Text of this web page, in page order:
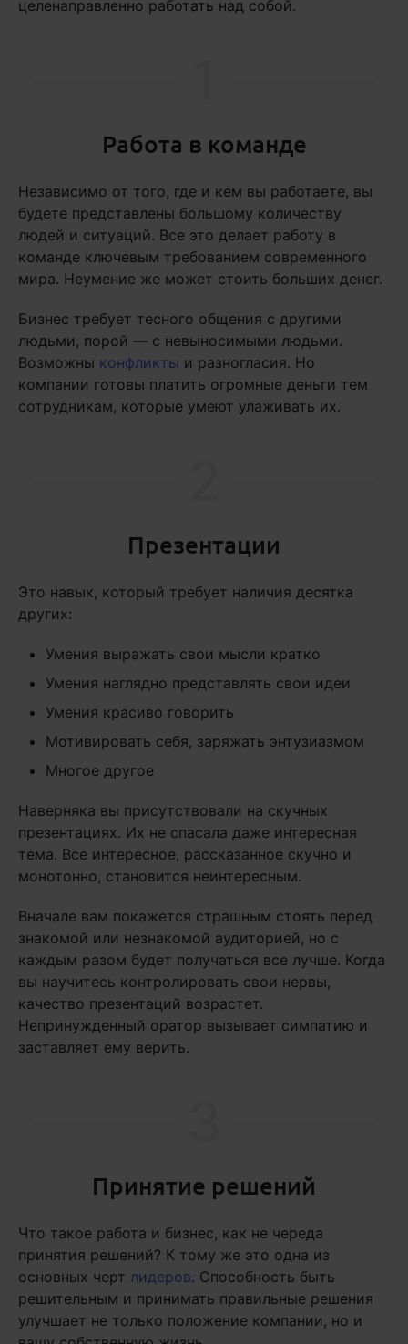
целенаправленно работать над собой.
Работа в команде
Независимо от того, где и кем вы работаете, вы
будете представлены большому количеству
людей и ситуаций. Все это делает работу в
команде ключевым требованием современного
мира. Неумение же может стоить больших денег.
Бизнес требует тесного общения с другими
людьми, порой — с невыносимыми людьми.
Возможны конфликты и разногласия. Но
компании готовы платить огромные деньги тем
сотрудникам, которые умеют улаживать их.
Презентации
Это навык, который требует наличия десятка
других:
Умения выражать свои мысли кратко
Умения наглядно представлять свои идеи
Умения красиво говорить
Мотивировать себя, заряжать энтузиазмом
Многое другое
Наверняка вы присутствовали на скучных
презентациях. Их не спасала даже интересная
тема. Все интересное, рассказанное скучно и
монотонно, становится неинтересным.
Вначале вам покажется страшным стоять перед
знакомой или незнакомой аудиторией, но с
каждым разом будет получаться все лучше. Когда
вы научитесь контролировать свои нервы,
качество презентаций возрастет.
Непринужденный оратор вызывает симпатию и
заставляет ему верить.
Принятие решений
Что такое работа и бизнес, как не череда
принятия решений? К тому же это одна из
основных черт лидеров. Способность быть
решительным и принимать правильные решения
улучшает не только положение компании, но и